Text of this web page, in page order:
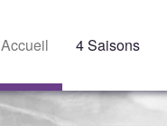
Accueil 4 Saisons